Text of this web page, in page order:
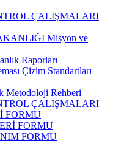
ÇALIŞMALARI
Misyon ve
Raporları
Çizim Standartları
Metodoloji Rehberi
ÇALIŞMALARI
FORMU
FORMU
FORMU